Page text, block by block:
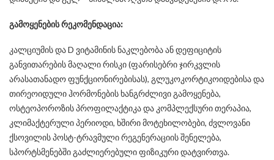
გამოყენების რეკომენდაცია:
კალციუმის და D ვიტამინის ნაკლებობა ან დეფიციტის
განვითარების მაღალი რისკი (ფარისებრი ჯირკვლის
არასათანადო ფუნქციონირებისას), გლუკოკორტიკოიდებისა და
თირეოიდული ჰორმონების ხანგრძლივი გამოყენება,
ოსტეოპოროზის პროფილაქტიკა და კომპლექსური თერაპია,
კლიმაქტერული პერიოდი, ხშირი მოტეხილობები, ძვლოვანი
ქსოვილის პოსტ-ტრავმული რეგენერაციის შენელება,
სპორტსმენებში გაძლიერებული ფიზიკური დატვირთვა.